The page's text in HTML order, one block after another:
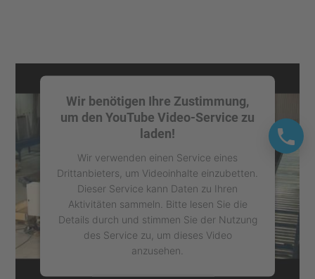
Wir benötigen Ihre Zustimmung,
um den YouTube Video-Service zu
laden!
Wir verwenden einen Service eines
Drittanbieters, um Videoinhalte einzubetten.
Dieser Service kann Daten zu Ihren
Aktivitäten sammeln. Bitte lesen Sie die
Details durch und stimmen Sie der Nutzung
des Service zu, um dieses Video
anzusehen.